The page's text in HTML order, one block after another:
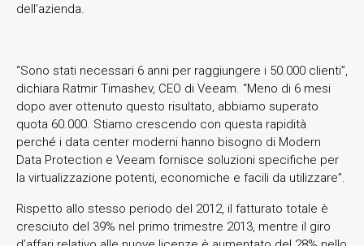
dell’azienda.
“Sono stati necessari 6 anni per raggiungere i 50.000 clienti”,
dichiara Ratmir Timashev, CEO di Veeam. “Meno di 6 mesi
dopo aver ottenuto questo risultato, abbiamo superato
quota 60.000. Stiamo crescendo con questa rapidità
perché i data center moderni hanno bisogno di Modern
Data Protection e Veeam fornisce soluzioni specifiche per
la virtualizzazione potenti, economiche e facili da utilizzare”.
Rispetto allo stesso periodo del 2012, il fatturato totale è
cresciuto del 39% nel primo trimestre 2013, mentre il giro